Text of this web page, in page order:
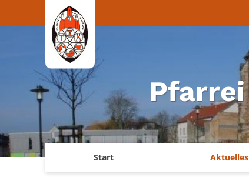
Zum Inhalt springen
Start Aktuelles